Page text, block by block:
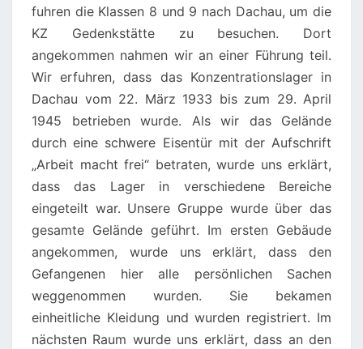
fuhren die Klassen 8 und 9 nach Dachau, um die
KZ Gedenkstätte zu besuchen. Dort
angekommen nahmen wir an einer Führung teil.
Wir erfuhren, dass das Konzentrationslager in
Dachau vom 22. März 1933 bis zum 29. April
1945 betrieben wurde. Als wir das Gelände
durch eine schwere Eisentür mit der Aufschrift
„Arbeit macht frei“ betraten, wurde uns erklärt,
dass das Lager in verschiedene Bereiche
eingeteilt war. Unsere Gruppe wurde über das
gesamte Gelände geführt. Im ersten Gebäude
angekommen, wurde uns erklärt, dass den
Gefangenen hier alle persönlichen Sachen
weggenommen wurden. Sie bekamen
einheitliche Kleidung und wurden registriert. Im
nächsten Raum wurde uns erklärt, dass an den